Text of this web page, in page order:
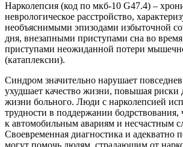
Нарколепсия (код по мкб-10 G47.4) –
неврологическое расстройство,
необъяснимыми эпизодами избыточной
дня, внезапными приступами сна во
приступами неожиданной потери
(катаплексии).
Синдром значительно нарушает
ухудшает качество жизни, повышая риски
жизни больного. Люди с нарколепсией
трудности в поддержании бодрствования,
к автомобильным авариям и несчастным
Своевременная диагностика и адекватно